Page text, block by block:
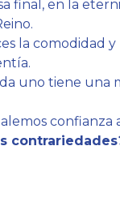
final, en la
la comodidad
uno tiene una
confianza
contrariedades